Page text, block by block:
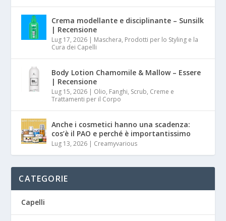
Crema modellante e disciplinante – Sunsilk
| Recensione
Lug 17, 2026 | Maschera, Prodotti per lo Styling e la
Cura dei Capelli
Body Lotion Chamomile & Mallow – Essere
| Recensione
Lug 15, 2026 | Olio, Fanghi, Scrub, Creme e
Trattamenti per il Corpo
Anche i cosmetici hanno una scadenza:
cos’è il PAO e perché è importantissimo
Lug 13, 2026 | Creamyvarious
CATEGORIE
Capelli